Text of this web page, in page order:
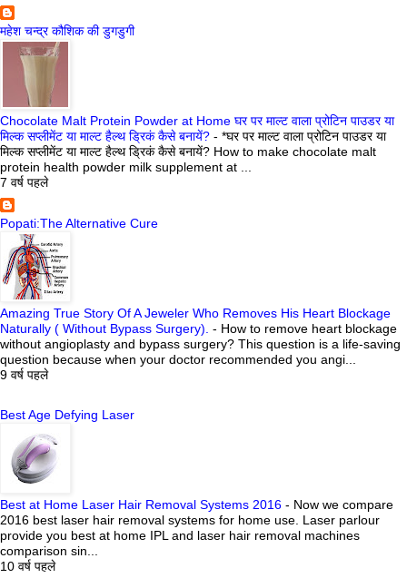
महेश चन्द्र कौशिक की डुगडुगी
Chocolate Malt Protein Powder at Home घर पर माल्ट वाला प्रोटिन पाउडर या
मिल्क सप्लीमेंट या माल्ट हैल्थ ड्रिकं कैसे बनायें? - *घर पर माल्ट वाला प्रोटिन पाउडर या
मिल्क सप्लीमेंट या माल्ट हैल्थ ड्रिकं कैसे बनायें? How to make chocolate malt
protein health powder milk supplement at ...
7 वर्ष पहले
Popati:The Alternative Cure
Amazing True Story Of A Jeweler Who Removes His Heart Blockage
Naturally ( Without Bypass Surgery). - How to remove heart blockage
without angioplasty and bypass surgery? This question is a life-saving
question because when your doctor recommended you angi...
9 वर्ष पहले
Best Age Defying Laser
Best at Home Laser Hair Removal Systems 2016 - Now we compare
2016 best laser hair removal systems for home use. Laser parlour
provide you best at home IPL and laser hair removal machines
comparison sin...
10 वर्ष पहले